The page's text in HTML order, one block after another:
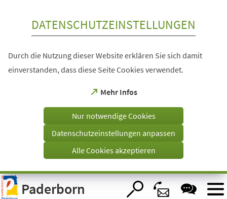
Visuelle
Assistenzsoftware
öffnen.
DATENSCHUTZEINSTELLUNGEN
Durch die Nutzung dieser Website erklären Sie sich damit
einverstanden, dass diese Seite Cookies verwendet.
Mehr Infos
(Öffnet
einem
Tab)
Nur notwendige Cookies
Datenschutzeinstellungen anpassen
Alle Cookies akzeptieren
Paderborn